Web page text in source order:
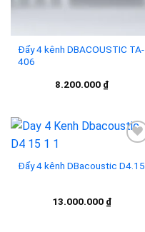
Đẩy 4 kênh DBACOUSTIC TA-
406
8.200.000 ₫
Đẩy 4 kênh DBacoustic D4.15
13.000.000 ₫